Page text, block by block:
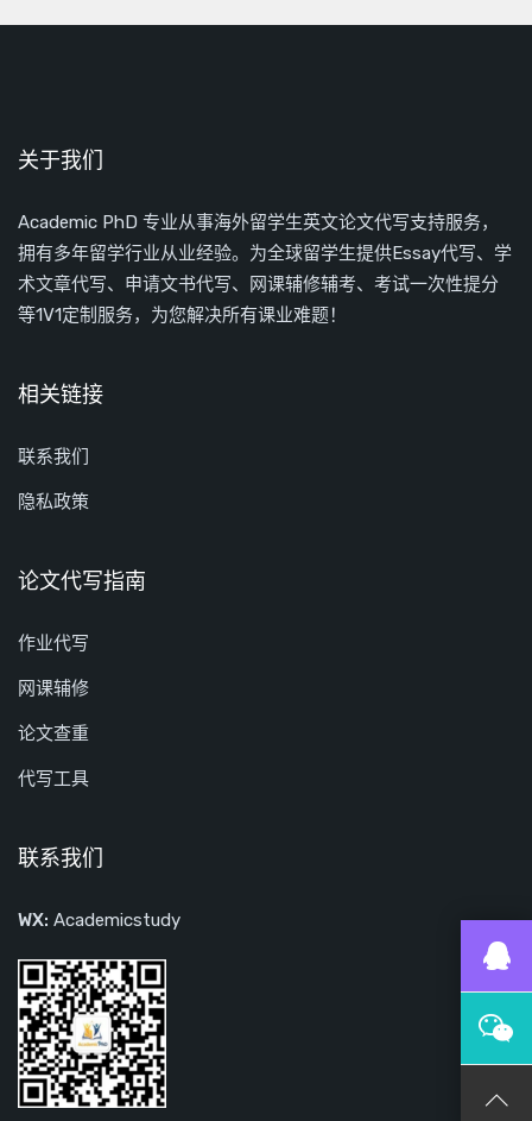
关于我们
Academic PhD 专业从事海外留学生英文论文代写支持服务，
拥有多年留学行业从业经验。为全球留学生提供Essay代写、学
术文章代写、申请文书代写、网课辅修辅考、考试一次性提分
等1V1定制服务，为您解决所有课业难题！
相关链接
联系我们
隐私政策
论文代写指南
作业代写
网课辅修
论文查重
代写工具
联系我们
WX: Academicstudy